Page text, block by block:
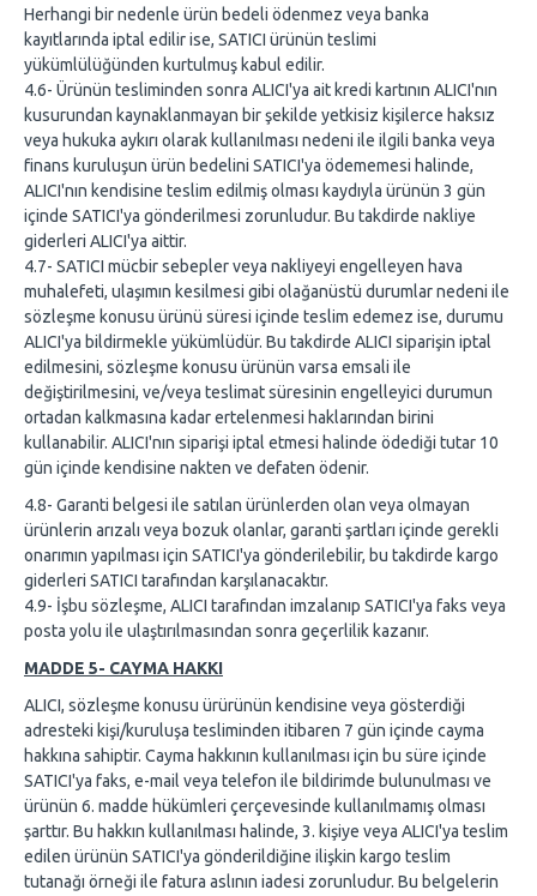
Herhangi bir nedenle ürün bedeli ödenmez veya banka
kayıtlarında iptal edilir ise, SATICI ürünün teslimi
yükümlülüğünden kurtulmuş kabul edilir.
4.6- Ürünün tesliminden sonra ALICI'ya ait kredi kartının ALICI'nın
kusurundan kaynaklanmayan bir şekilde yetkisiz kişilerce haksız
veya hukuka aykırı olarak kullanılması nedeni ile ilgili banka veya
finans kuruluşun ürün bedelini SATICI'ya ödememesi halinde,
ALICI'nın kendisine teslim edilmiş olması kaydıyla ürünün 3 gün
içinde SATICI'ya gönderilmesi zorunludur. Bu takdirde nakliye
giderleri ALICI'ya aittir.
4.7- SATICI mücbir sebepler veya nakliyeyi engelleyen hava
muhalefeti, ulaşımın kesilmesi gibi olağanüstü durumlar nedeni ile
sözleşme konusu ürünü süresi içinde teslim edemez ise, durumu
ALICI'ya bildirmekle yükümlüdür. Bu takdirde ALICI siparişin iptal
edilmesini, sözleşme konusu ürünün varsa emsali ile
değiştirilmesini, ve/veya teslimat süresinin engelleyici durumun
ortadan kalkmasına kadar ertelenmesi haklarından birini
kullanabilir. ALICI'nın siparişi iptal etmesi halinde ödediği tutar 10
gün içinde kendisine nakten ve defaten ödenir.
4.8- Garanti belgesi ile satılan ürünlerden olan veya olmayan
ürünlerin arızalı veya bozuk olanlar, garanti şartları içinde gerekli
onarımın yapılması için SATICI'ya gönderilebilir, bu takdirde kargo
giderleri SATICI tarafından karşılanacaktır.
4.9- İşbu sözleşme, ALICI tarafından imzalanıp SATICI'ya faks veya
posta yolu ile ulaştırılmasından sonra geçerlilik kazanır.
MADDE 5- CAYMA HAKKI
ALICI, sözleşme konusu ürürünün kendisine veya gösterdiği
adresteki kişi/kuruluşa tesliminden itibaren 7 gün içinde cayma
hakkına sahiptir. Cayma hakkının kullanılması için bu süre içinde
SATICI'ya faks, e-mail veya telefon ile bildirimde bulunulması ve
ürünün 6. madde hükümleri çerçevesinde kullanılmamış olması
şarttır. Bu hakkın kullanılması halinde, 3. kişiye veya ALICI'ya teslim
edilen ürünün SATICI'ya gönderildiğine ilişkin kargo teslim
tutanağı örneği ile fatura aslının iadesi zorunludur. Bu belgelerin